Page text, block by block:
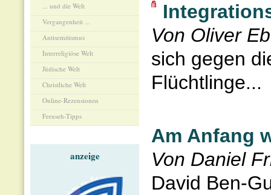
... und die Welt
Vergangenheit ...
Antisemitismus
Interreligiöse Welt
Jüdische Welt
Christliche Welt
Online-Rezensionen
Fernseh-Tipps
anzeige
Von Oliver
sich gegen
Flüchtlinge...
Am Anfang
Von Daniel
David Ben-